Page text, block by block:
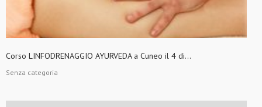
Corso LINFODRENAGGIO AYURVEDA a Cuneo il 4 di...
Senza categoria